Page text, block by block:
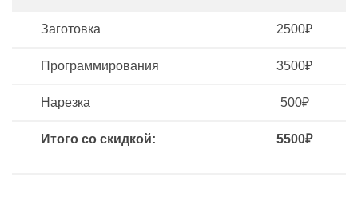
Заготовка 2500₽
Программирования 3500₽
Нарезка 500₽
Итого со скидкой: 5500₽